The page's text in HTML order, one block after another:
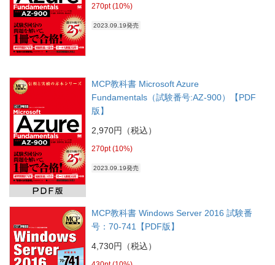
270pt (10%)
2023.09.19発売
MCP教科書 Microsoft Azure
Fundamentals（試験番号:AZ-900）【PDF
版】
2,970円（税込）
270pt (10%)
2023.09.19発売
MCP教科書 Windows Server 2016 試験番
号：70-741【PDF版】
4,730円（税込）